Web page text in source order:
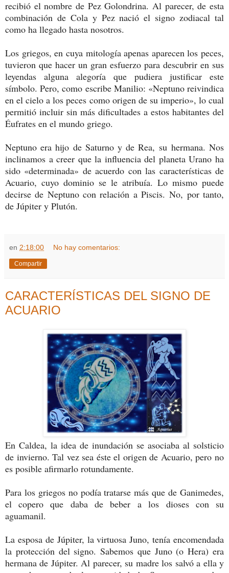
recibió el nombre de Pez Golondrina. Al parecer, de esta
combinación de Cola y Pez nació el signo zodiacal tal
como ha llegado hasta nosotros.
Los griegos, en cuya mitología apenas aparecen los peces,
tuvieron que hacer un gran esfuerzo para descubrir en sus
leyendas alguna alegoría que pudiera justificar este
símbolo. Pero, como escribe Manilio: «Neptuno reivindica
en el cielo a los peces como origen de su imperio», lo cual
permitió incluir sin más dificultades a estos habitantes del
Éufrates en el mundo griego.
Neptuno era hijo de Saturno y de Rea, su hermana. Nos
inclinamos a creer que la influencia del planeta Urano ha
sido «determinada» de acuerdo con las características de
Acuario, cuyo dominio se le atribuía. Lo mismo puede
decirse de Neptuno con relación a Piscis. No, por tanto,
de Júpiter y Plutón.
en 2:18:00 No hay comentarios:
Compartir
CARACTERÍSTICAS DEL SIGNO DE
ACUARIO
En Caldea, la idea de inundación se asociaba al solsticio
de invierno. Tal vez sea éste el origen de Acuario, pero no
es posible afirmarlo rotundamente.
Para los griegos no podía tratarse más que de Ganimedes,
el copero que daba de beber a los dioses con su
aguamanil.
La esposa de Júpiter, la virtuosa Juno, tenía encomendada
la protección del signo. Sabemos que Juno (o Hera) era
hermana de Júpiter. Al parecer, su madre los salvó a ella y